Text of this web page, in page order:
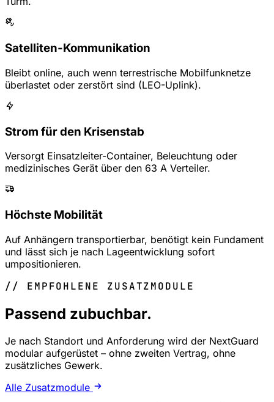
Satelliten-Kommunikation
Bleibt online, auch wenn terrestrische Mobilfunknetze
überlastet oder zerstört sind (LEO-Uplink).
Strom für den Krisenstab
Versorgt Einsatzleiter-Container, Beleuchtung oder
medizinisches Gerät über den 63 A Verteiler.
Höchste Mobilität
Auf Anhängern transportierbar, benötigt kein Fundament
und lässt sich je nach Lageentwicklung sofort
umpositionieren.
// EMPFOHLENE ZUSATZMODULE
Passend zubuchbar.
Je nach Standort und Anforderung wird der NextGuard
modular aufgerüstet – ohne zweiten Vertrag, ohne
zusätzliches Gewerk.
Alle Zusatzmodule